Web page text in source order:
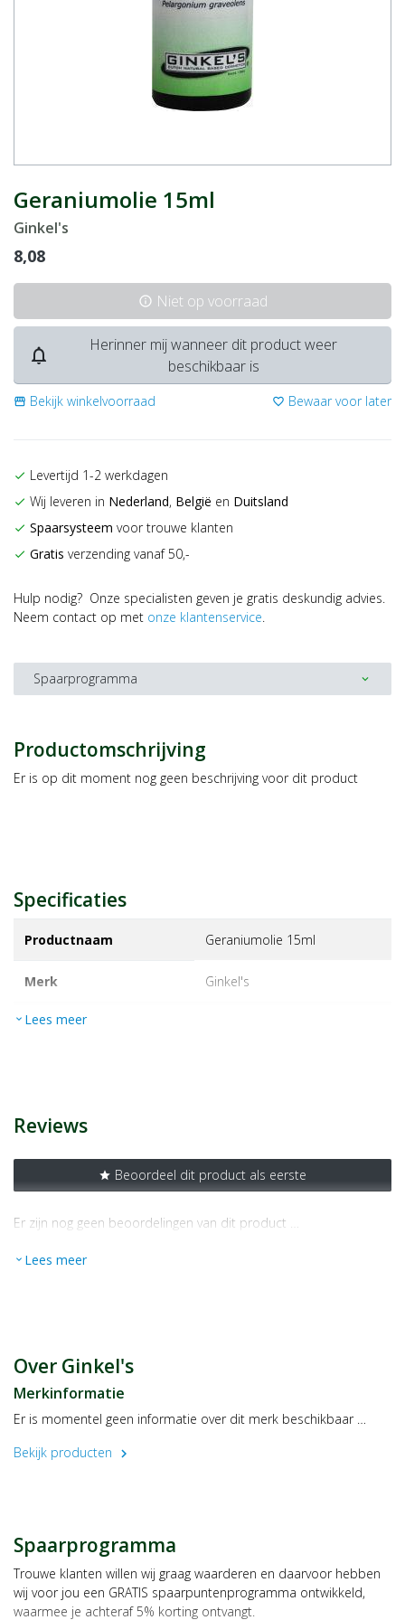
Geraniumolie 15ml
Ginkel's
8,08
info Niet op voorraad
notifications_none
Herinner mij wanneer dit product weer
beschikbaar is
storefront Bekijk winkelvoorraad favorite_border Bewaar voor later
check Levertijd 1-2 werkdagen
check Wij leveren in Nederland, België en Duitsland
check Spaarsysteem voor trouwe klanten
check Gratis verzending vanaf 50,-
Hulp nodig? Onze specialisten geven je gratis deskundig advies.
Neem contact op met onze klantenservice.
Spaarprogramma expand_more
Productomschrijving
Er is op dit moment nog geen beschrijving voor dit product
Specificaties
Productnaam Geraniumolie 15ml
Merk ginkel's
EAN
expand_more Lees meer
Reviews
star Beoordeel dit product als eerste
Er zijn nog geen beoordelingen van dit product …
expand_more Lees meer
Over Ginkel's
Merkinformatie
Er is momentel geen informatie over dit merk beschikbaar …
Bekijk producten
chevron_right
Spaarprogramma
Trouwe klanten willen wij graag waarderen en daarvoor hebben
wij voor jou een GRATIS spaarpuntenprogramma ontwikkeld,
waarmee je achteraf 5% korting ontvangt.